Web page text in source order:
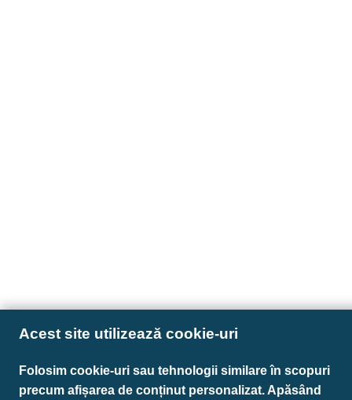
Acest site utilizează cookie-uri
Folosim cookie-uri sau tehnologii similare în scopuri
precum afișarea de conținut personalizat. Apăsând